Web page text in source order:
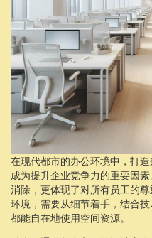
在现代都市的办公环境中，打
成为提升企业竞争力的重要因
消除，更体现了对所有员工的
环境，需要从细节着手，结合
都能自在地使用空间资源。